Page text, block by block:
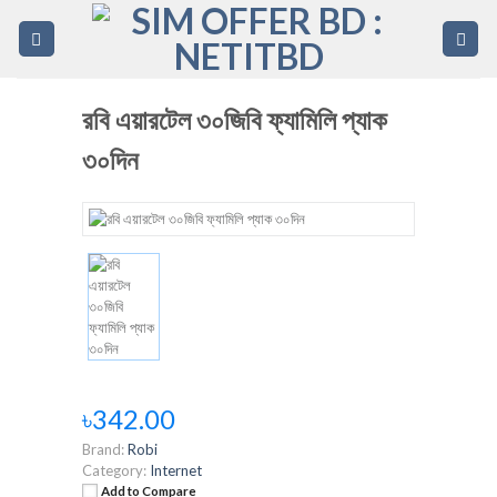
রবি এয়ারটেল ৩০জিবি ফ্যামিলি প্যাক
৩০দিন
৳342.00
Brand:Robi
Category: Internet
Add to Compare